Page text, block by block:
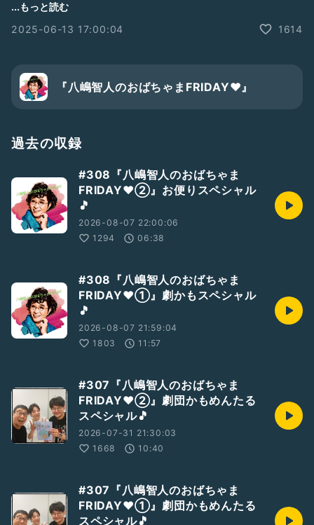
uliet/
...もっと読む
2025-06-13 17:00:04
1614
『八嶋智人のおばちゃまFRIDAY❤️』
過去の収録
#308『八嶋智人のおばちゃま
FRIDAY❤️②』お便りスペシャル
🎵
2026-08-07 22:00:06
1294
06:38
#308『八嶋智人のおばちゃま
FRIDAY❤️①』劇かもスペシャル
🎵
2026-08-07 21:59:04
1803
11:57
#307『八嶋智人のおばちゃま
FRIDAY❤②』劇団かもめんたる
スペシャル🎵
2026-07-31 21:30:03
1668
10:40
#307『八嶋智人のおばちゃま
FRIDAY❤①』劇団かもめんたる
スペシャル🎵